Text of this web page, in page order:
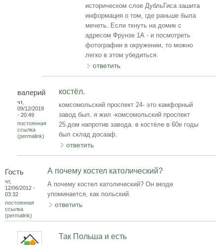
историческом слое ДубльГиса зашита
информация о том, где раньше была
мечеть. Если ткнуть на домик с
адресом Фрунзе 1А - и посмотреть
фотографии в окружении, то можно
легко в этом убедиться.
ответить
валерий
чт,
09/12/2019
- 20:49
постоянная
ссылка
(permalink)
костёл.
комсомольский проспект 24- это камфорный
завод был. я жил -комсомольский проспект
25.дом напротив завода. в костёле в 60е годы
был склад досааф.
ответить
Гость
чт,
12/06/2012 -
03:32
постоянная
ссылка
(permalink)
А почему костел католический?
А почему костел католический? Он везде
упоминается, как польский.
ответить
Так Польша и есть